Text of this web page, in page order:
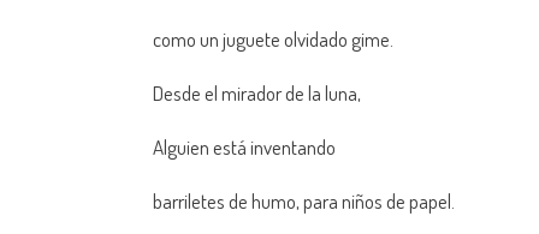
como un juguete olvidado gime.
Desde el mirador de la luna,
Alguien está inventando
barriletes de humo, para niños de papel.